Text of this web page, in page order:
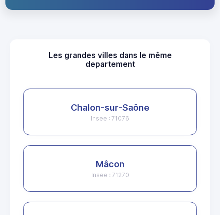
Les grandes villes dans le même
departement
Chalon-sur-Saône
Insee : 71076
Mâcon
Insee : 71270